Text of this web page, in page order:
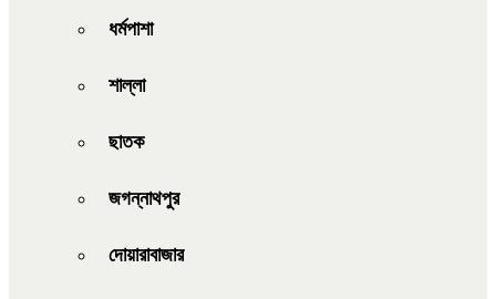
ধর্মপাশা
শাল্লা
ছাতক
জগন্নাথপুর
দোয়ারাবাজার